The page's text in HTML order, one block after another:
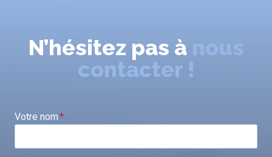
N’hésitez pas à nous
contacter !
Votre nom*